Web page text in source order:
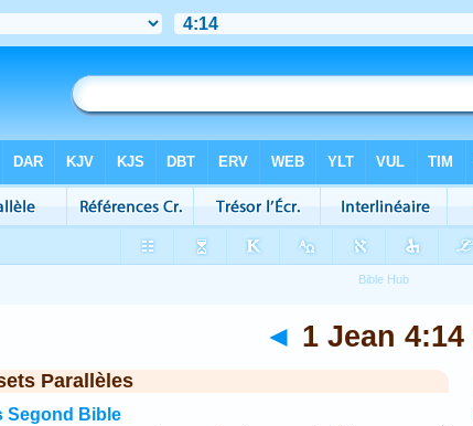
◄ 1 Jean 4:14
Parallèles
Segond Bible